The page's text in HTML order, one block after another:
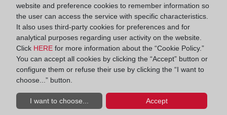
Colegio de Registradores
Diego de León, 21. 28006 Madrid
Teléfono:91 270 16 99
Fax:91 564 11 59
website and preference cookies to remember information so
the user can access the service with specific characteristics.
It also uses third-party cookies for preferences and for
analytical purposes regarding user activity on the website.
Click HERE for more information about the “Cookie Policy.”
You can accept all cookies by clicking the “Accept” button or
configure them or refuse their use by clicking the “I want to
choose...” button.
I want to choose... Accept